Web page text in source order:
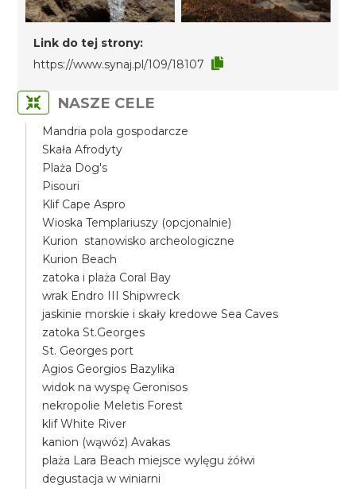
Link do tej strony:
https://www.synaj.pl/109/18107
NASZE CELE
Mandria pola gospodarcze
Skała Afrodyty
Plaża Dog's
Pisouri
Klif Cape Aspro
Wioska Templariuszy (opcjonalnie)
Kurion stanowisko archeologiczne
Kurion Beach
zatoka i plaża Coral Bay
wrak Endro III Shipwreck
jaskinie morskie i skały kredowe Sea Caves
zatoka St.Georges
St. Georges port
Agios Georgios Bazylika
widok na wyspę Geronisos
nekropolie Meletis Forest
klif White River
kanion (wąwóz) Avakas
plaża Lara Beach miejsce wylęgu żółwi
degustacja w winiarni